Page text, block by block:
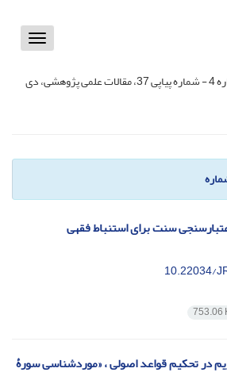
Toggle
دوره 10، شماره 4 - شماره پیاپی 37، مقالات علمی پژوهشی، دی
سنت برای استنباط فقهی
10.22034/
753.06
در تحکیم قواعد اصولی ، «موردشناسی سورۀ